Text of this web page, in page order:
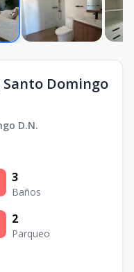
Domingo
D.N.
3
Baños
2
Parqueo